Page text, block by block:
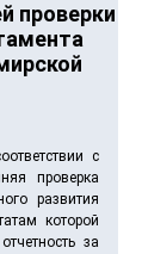
проверки
с
проверка
развития
которой
за